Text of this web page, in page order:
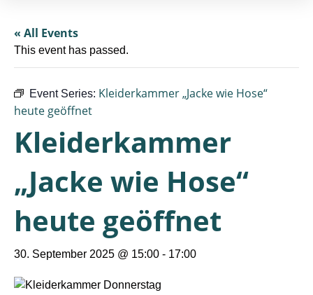
« All Events
This event has passed.
Event Series: Kleiderkammer „Jacke wie Hose“
heute geöffnet
Kleiderkammer
„Jacke wie Hose“
heute geöffnet
30. September 2025 @ 15:00 - 17:00